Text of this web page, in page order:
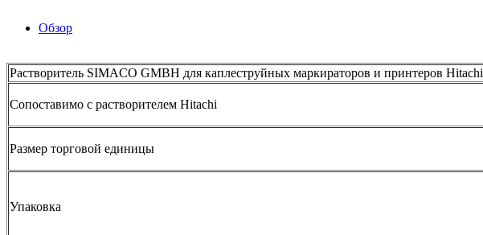
Обзор
Растворитель SIMACO GMBH для каплеструйных маркираторов и принтеров Hitachi
Сопоставимо с растворителем Hitachi
Размер торговой единицы
Упаковка